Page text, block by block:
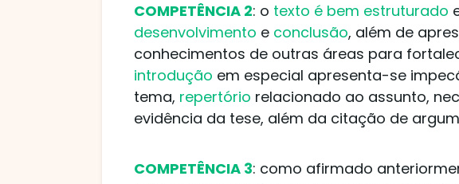
COMPETÊNCIA 2: o texto é bem estruturado
desenvolvimento e conclusão, além de
conhecimentos de outras áreas para
introdução em especial apresenta-se
tema, repertório relacionado ao assunto,
evidência da tese, além da citação de
COMPETÊNCIA 3: como afirmado